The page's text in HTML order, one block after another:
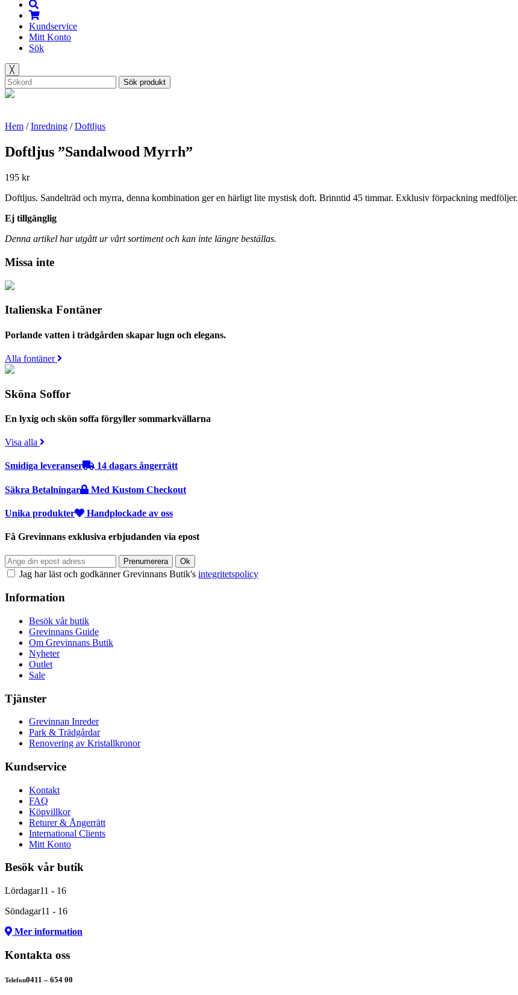
Kundservice
Mitt Konto
Sök
╳
Sök produkt
Hem /Inredning /Doftljus
Doftljus ”Sandalwood Myrrh”
195 kr
Doftljus. Sandelträd och myrra, denna kombination ger en härligt lite mystisk doft. Brinntid 45 timmar. Exklusiv förpackning medföljer.
Ej tillgänglig
Denna artikel har utgått ur vårt sortiment och kan inte längre beställas.
Missa inte
Italienska Fontäner
Porlande vatten i trädgården skapar lugn och elegans.
Alla fontäner
Sköna Soffor
En lyxig och skön soffa förgyller sommarkvällarna
Visa alla
Smidiga leveranser 14 dagars ångerrätt
Säkra Betalningar Med Kustom Checkout
Unika produkter Handplockade av oss
Få Grevinnans exklusiva erbjudanden via epost
Jag har läst och godkänner Grevinnans Butik's integritetspolicy
Information
Besök vår butik
Grevinnans Guide
Om Grevinnans Butik
Nyheter
Outlet
Sale
Tjänster
Grevinnan Inreder
Park & Trädgårdar
Renovering av Kristallkronor
Kundservice
Kontakt
FAQ
Köpvillkor
Returer & Ångerrätt
International Clients
Mitt Konto
Besök vår butik
Lördagar11 - 16
Söndagar11 - 16
Mer information
Kontakta oss
Telefon0411 – 654 00